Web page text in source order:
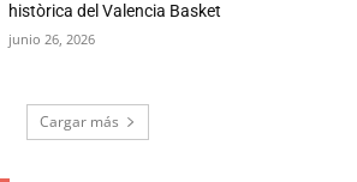
històrica del Valencia Basket
junio 26, 2026
Cargar más